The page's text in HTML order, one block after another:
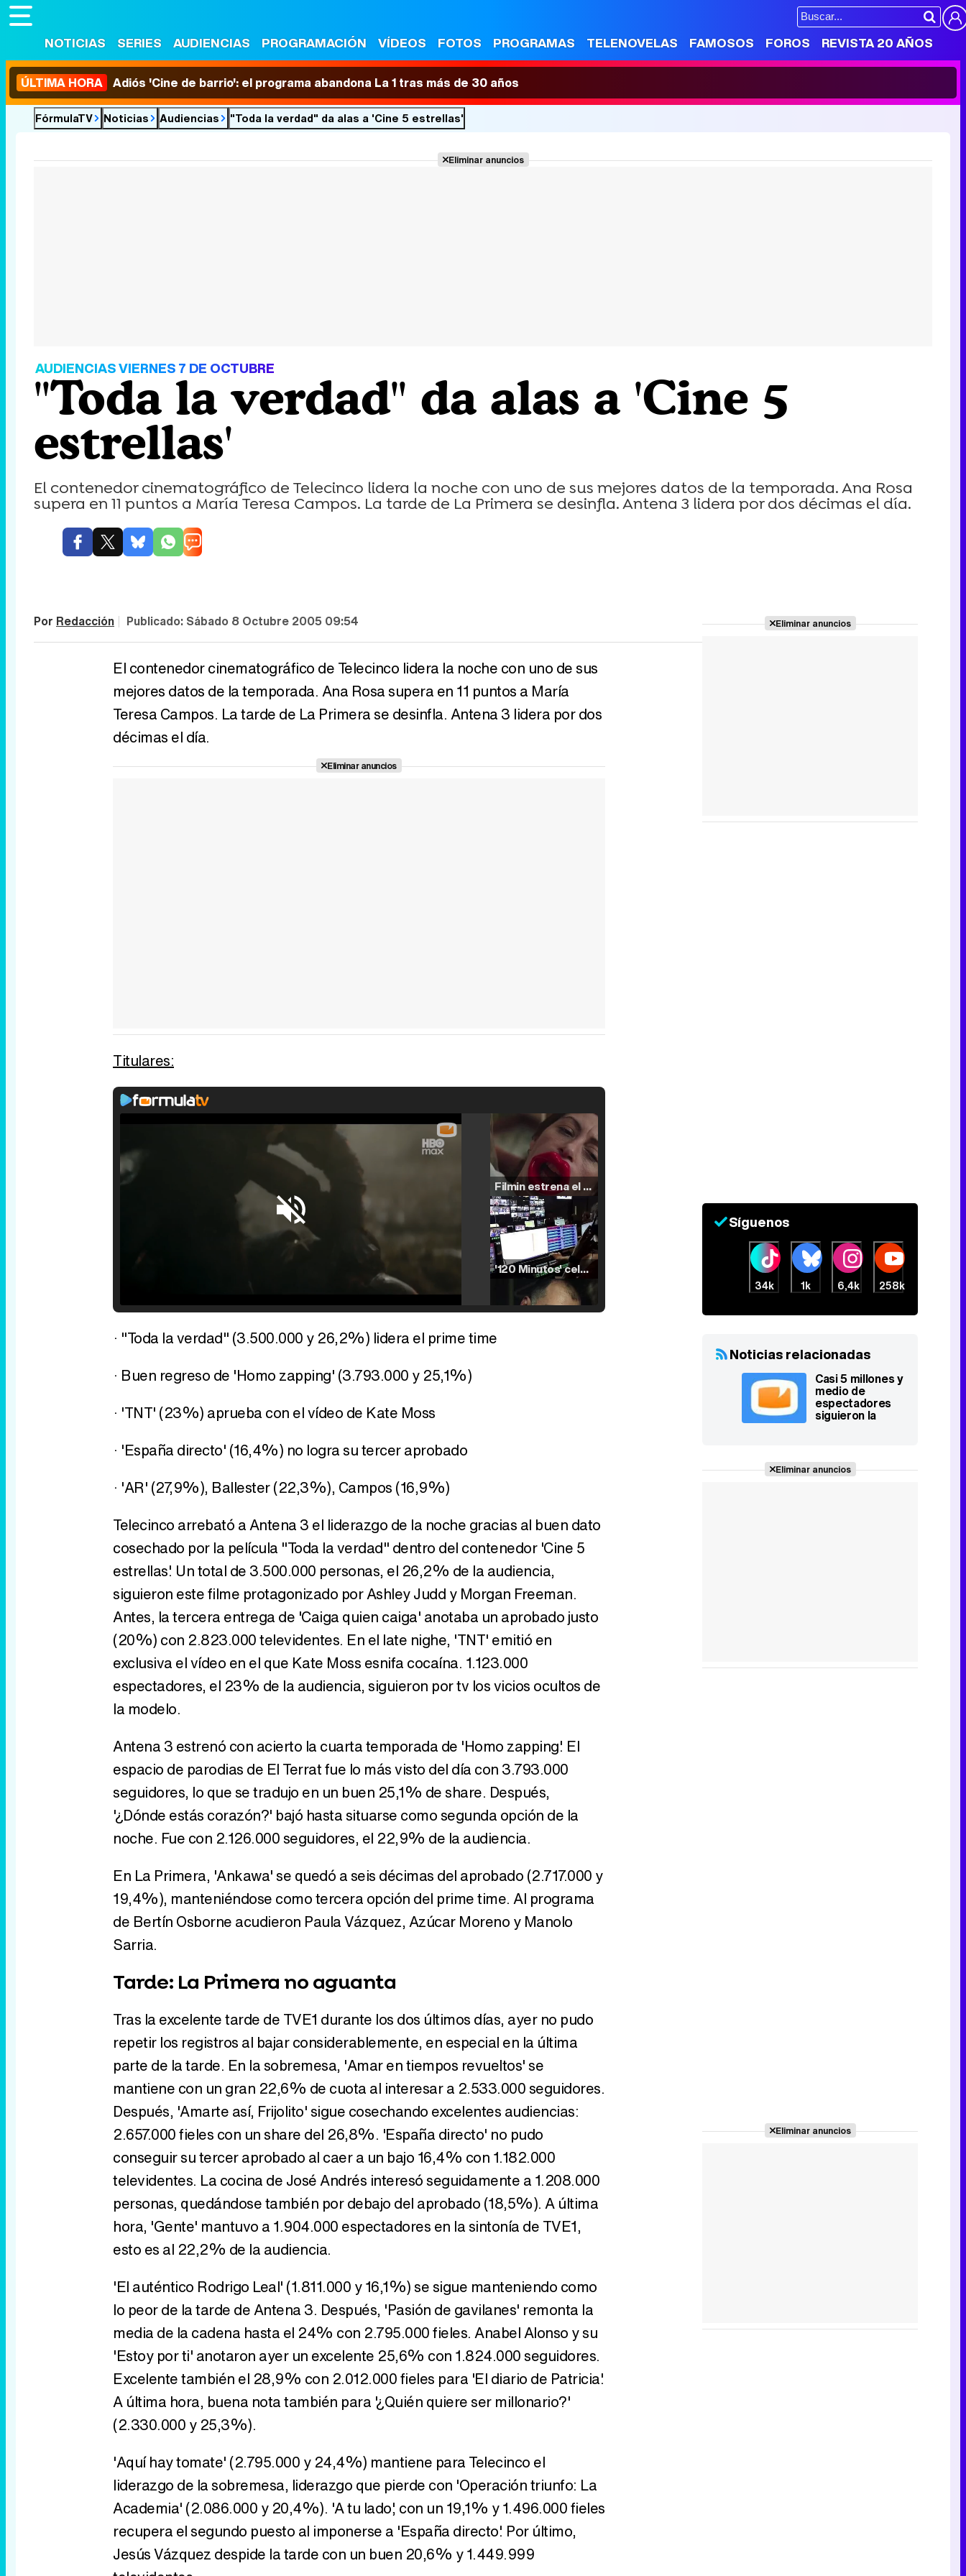
NOTICIAS SERIES AUDIENCIAS PROGRAMACIÓN VÍDEOS FOTOS PROGRAMAS TELENOVELAS FAMOSOS FOROS REVISTA 20 AÑOS
ÚLTIMA HORA Adiós 'Cine de barrio': el programa abandona La 1 tras más de 30 años
FórmulaTV Noticias Audiencias "Toda la verdad" da alas a 'Cine 5 estrellas'
Eliminar anuncios
AUDIENCIAS VIERNES 7 DE OCTUBRE
"Toda la verdad" da alas a 'Cine 5
estrellas'
El contenedor cinematográfico de Telecinco lidera la noche con uno de sus mejores datos de la temporada. Ana Rosa
supera en 11 puntos a María Teresa Campos. La tarde de La Primera se desinfla. Antena 3 lidera por dos décimas el día.
Por Redacción | Publicado: Sábado 8 Octubre 2005 09:54
El contenedor cinematográfico de Telecinco lidera la noche con uno de sus
mejores datos de la temporada. Ana Rosa supera en 11 puntos a María
Teresa Campos. La tarde de La Primera se desinfla. Antena 3 lidera por dos
décimas el día.
Eliminar anuncios
Titulares:
Filmin estrena el tráiler de 'Millennial Mal', su nueva comedia universitaria de la mano de Lorena Iglesias
'120 Minutos' celebra sus 2.000 programas en Telemadrid con un vídeo del día a día en la redacción
· "Toda la verdad" (3.500.000 y 26,2%) lidera el prime time
· Buen regreso de 'Homo zapping' (3.793.000 y 25,1%)
· 'TNT' (23%) aprueba con el vídeo de Kate Moss
· 'España directo' (16,4%) no logra su tercer aprobado
· 'AR' (27,9%), Ballester (22,3%), Campos (16,9%)
Telecinco arrebató a Antena 3 el liderazgo de la noche gracias al buen dato
cosechado por la película "Toda la verdad" dentro del contenedor 'Cine 5
estrellas'. Un total de 3.500.000 personas, el 26,2% de la audiencia,
siguieron este filme protagonizado por Ashley Judd y Morgan Freeman.
Antes, la tercera entrega de 'Caiga quien caiga' anotaba un aprobado justo
(20%) con 2.823.000 televidentes. En el late nighe, 'TNT' emitió en
exclusiva el vídeo en el que Kate Moss esnifa cocaína. 1.123.000
espectadores, el 23% de la audiencia, siguieron por tv los vicios ocultos de
la modelo.
Antena 3 estrenó con acierto la cuarta temporada de 'Homo zapping'. El
espacio de parodias de El Terrat fue lo más visto del día con 3.793.000
seguidores, lo que se tradujo en un buen 25,1% de share. Después,
'¿Dónde estás corazón?' bajó hasta situarse como segunda opción de la
noche. Fue con 2.126.000 seguidores, el 22,9% de la audiencia.
En La Primera, 'Ankawa' se quedó a seis décimas del aprobado (2.717.000 y
19,4%), manteniéndose como tercera opción del prime time. Al programa
de Bertín Osborne acudieron Paula Vázquez, Azúcar Moreno y Manolo
Sarria.
Tarde: La Primera no aguanta
Tras la excelente tarde de TVE1 durante los dos últimos días, ayer no pudo
repetir los registros al bajar considerablemente, en especial en la última
parte de la tarde. En la sobremesa, 'Amar en tiempos revueltos' se
mantiene con un gran 22,6% de cuota al interesar a 2.533.000 seguidores.
Después, 'Amarte así, Frijolito' sigue cosechando excelentes audiencias:
2.657.000 fieles con un share del 26,8%. 'España directo' no pudo
conseguir su tercer aprobado al caer a un bajo 16,4% con 1.182.000
televidentes. La cocina de José Andrés interesó seguidamente a 1.208.000
personas, quedándose también por debajo del aprobado (18,5%). A última
hora, 'Gente' mantuvo a 1.904.000 espectadores en la sintonía de TVE1,
esto es al 22,2% de la audiencia.
'El auténtico Rodrigo Leal' (1.811.000 y 16,1%) se sigue manteniendo como
lo peor de la tarde de Antena 3. Después, 'Pasión de gavilanes' remonta la
media de la cadena hasta el 24% con 2.795.000 fieles. Anabel Alonso y su
'Estoy por ti' anotaron ayer un excelente 25,6% con 1.824.000 seguidores.
Excelente también el 28,9% con 2.012.000 fieles para 'El diario de Patricia'.
A última hora, buena nota también para '¿Quién quiere ser millonario?'
(2.330.000 y 25,3%).
'Aquí hay tomate' (2.795.000 y 24,4%) mantiene para Telecinco el
liderazgo de la sobremesa, liderazgo que pierde con 'Operación triunfo: La
Academia' (2.086.000 y 20,4%). 'A tu lado', con un 19,1% y 1.496.000 fieles
recupera el segundo puesto al imponerse a 'España directo'. Por último,
Jesús Vázquez despide la tarde con un buen 20,6% y 1.449.999
Eliminar anuncios
Síguenos
34k 1k 6,4k 258k
Noticias relacionadas
Casi 5 millones y
medio de
espectadores
siguieron la
expulsión de
Eliminar anuncios
Eliminar anuncios